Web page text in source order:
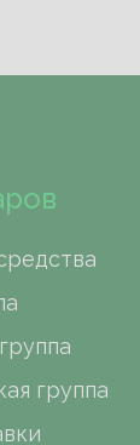
группа